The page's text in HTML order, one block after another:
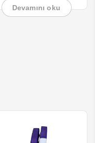
Devamını oku